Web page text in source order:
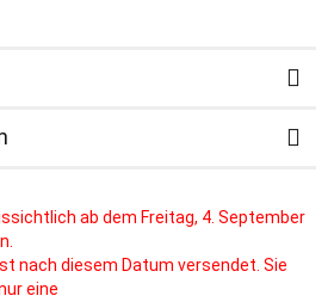
ab dem Freitag, 4. September
nach diesem Datum versendet. Sie
eine